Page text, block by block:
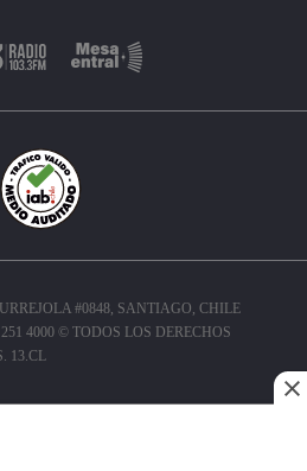
#0848, SANTIAGO, CHILE
4000 © TODOS LOS DERECHOS
13.CL